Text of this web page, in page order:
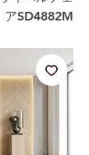
アSD4882M